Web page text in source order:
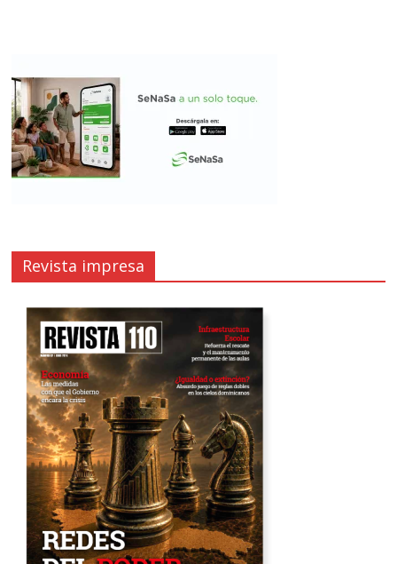
Revista impresa